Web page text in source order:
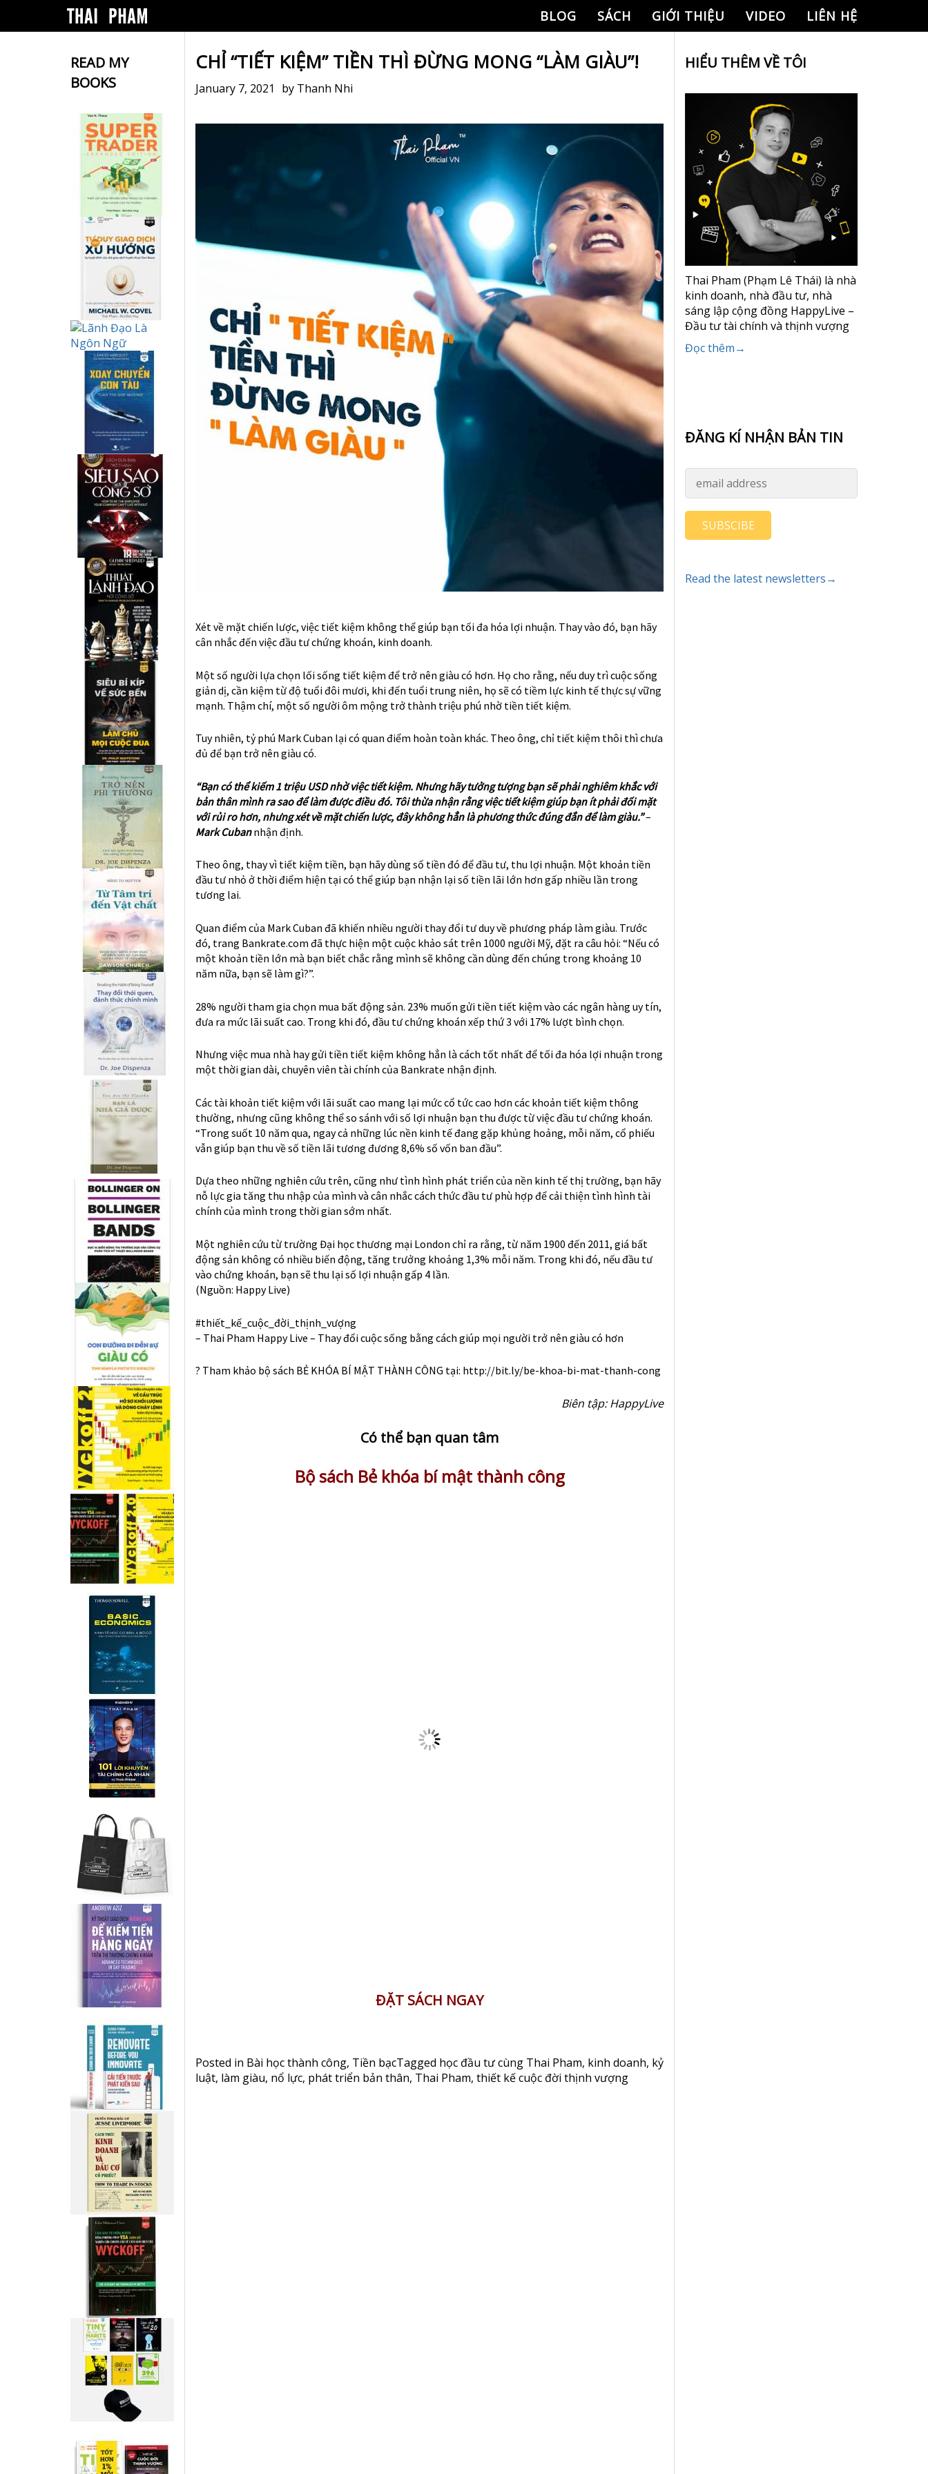
BLOG SÁCH GIỚI THIỆU VIDEO LIÊN HỆ
READ MY
BOOKS
CHỈ “TIẾT KIỆM” TIỀN THÌ ĐỪNG MONG “LÀM GIÀU”!
January 7, 2021 by Thanh Nhi
Xét về mặt chiến lược, việc tiết kiệm không thể giúp bạn tối đa hóa lợi nhuận. Thay vào đó, bạn hãy
cân nhắc đến việc đầu tư chứng khoán, kinh doanh.
Một số người lựa chọn lối sống tiết kiệm để trở nên giàu có hơn. Họ cho rằng, nếu duy trì cuộc sống
giản dị, cần kiệm từ độ tuổi đôi mươi, khi đến tuổi trung niên, họ sẽ có tiềm lực kinh tế thực sự vững
mạnh. Thậm chí, một số người ôm mộng trở thành triệu phú nhờ tiền tiết kiệm.
Tuy nhiên, tỷ phú Mark Cuban lại có quan điểm hoàn toàn khác. Theo ông, chỉ tiết kiệm thôi thì chưa
đủ để bạn trở nên giàu có.
“Bạn có thể kiếm 1 triệu USD nhờ việc tiết kiệm. Nhưng hãy tưởng tượng bạn sẽ phải nghiêm khắc với
bản thân mình ra sao để làm được điều đó. Tôi thừa nhận rằng việc tiết kiệm giúp bạn ít phải đối mặt
với rủi ro hơn, nhưng xét về mặt chiến lược, đây không hẳn là phương thức đúng đắn để làm giàu.”–
Mark Cubannhận định.
Theo ông, thay vì tiết kiệm tiền, bạn hãy dùng số tiền đó để đầu tư, thu lợi nhuận. Một khoản tiền
đầu tư nhỏ ở thời điểm hiện tại có thể giúp bạn nhận lại số tiền lãi lớn hơn gấp nhiều lần trong
tương lai.
Quan điểm của Mark Cuban đã khiến nhiều người thay đổi tư duy về phương pháp làm giàu. Trước
đó, trang Bankrate.com đã thực hiện một cuộc khảo sát trên 1000 người Mỹ, đặt ra câu hỏi: “Nếu có
một khoản tiền lớn mà bạn biết chắc rằng mình sẽ không cần dùng đến chúng trong khoảng 10
năm nữa, bạn sẽ làm gì?”.
28% người tham gia chọn mua bất động sản. 23% muốn gửi tiền tiết kiệm vào các ngân hàng uy tín,
đưa ra mức lãi suất cao. Trong khi đó, đầu tư chứng khoán xếp thứ 3 với 17% lượt bình chọn.
Nhưng việc mua nhà hay gửi tiền tiết kiệm không hẳn là cách tốt nhất để tối đa hóa lợi nhuận trong
một thời gian dài, chuyên viên tài chính của Bankrate nhận định.
Các tài khoản tiết kiệm với lãi suất cao mang lại mức cổ tức cao hơn các khoản tiết kiệm thông
thường, nhưng cũng không thể so sánh với số lợi nhuận bạn thu được từ việc đầu tư chứng khoán.
“Trong suốt 10 năm qua, ngay cả những lúc nền kinh tế đang gặp khủng hoảng, mỗi năm, cổ phiếu
vẫn giúp bạn thu về số tiền lãi tương đương 8,6% số vốn ban đầu”.
Dựa theo những nghiên cứu trên, cũng như tình hình phát triển của nền kinh tế thị trường, bạn hãy
nỗ lực gia tăng thu nhập của mình và cân nhắc cách thức đầu tư phù hợp để cải thiện tình hình tài
chính của mình trong thời gian sớm nhất.
Một nghiên cứu từ trường Đại học thương mại London chỉ ra rằng, từ năm 1900 đến 2011, giá bất
động sản không có nhiều biến động, tăng trưởng khoảng 1,3% mỗi năm. Trong khi đó, nếu đầu tư
vào chứng khoán, bạn sẽ thu lại số lợi nhuận gấp 4 lần.
(Nguồn: Happy Live)
#thiết_kế_cuộc_đời_thịnh_vượng
– Thai Pham Happy Live – Thay đổi cuộc sống bằng cách giúp mọi người trở nên giàu có hơn
? Tham khảo bộ sách BẺ KHÓA BÍ MẬT THÀNH CÔNG tại: http://bit.ly/be-khoa-bi-mat-thanh-cong
Biên tập: HappyLive
Có thể bạn quan tâm
Bộ sách Bẻ khóa bí mật thành công
ĐẶT SÁCH NGAY
Posted in Bài học thành công, Tiền bạcTagged học đầu tư cùng Thai Pham, kinh doanh, kỷ
luật, làm giàu, nổ lực, phát triển bản thân, Thai Pham, thiết kế cuộc đời thịnh vượng
HIỂU THÊM VỀ TÔI
Thai Pham (Phạm Lê Thái) là nhà
kinh doanh, nhà đầu tư, nhà
sáng lập cộng đồng HappyLive –
Đầu tư tài chính và thịnh vượng
Đọc thêm→
ĐĂNG KÍ NHẬN BẢN TIN
SUBSCIBE
Read the latest newsletters→